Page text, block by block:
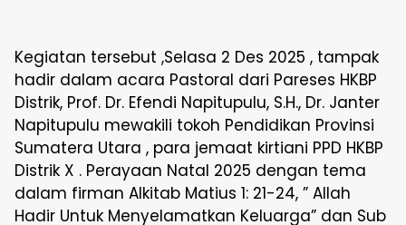
Kegiatan tersebut ,Selasa 2 Des 2025 , tampak
hadir dalam acara Pastoral dari Pareses HKBP
Distrik, Prof. Dr. Efendi Napitupulu, S.H., Dr. Janter
Napitupulu mewakili tokoh Pendidikan Provinsi
Sumatera Utara , para jemaat kirtiani PPD HKBP
Distrik X . Perayaan Natal 2025 dengan tema
dalam firman Alkitab Matius 1: 21-24, ” Allah
Hadir Untuk Menyelamatkan Keluarga” dan Sub